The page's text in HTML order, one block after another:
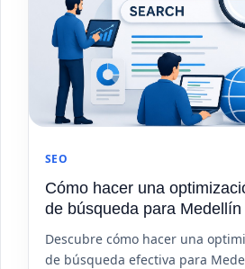
SEO
Cómo hacer una
de búsqueda para Medellín
Descubre cómo hacer una
de búsqueda efectiva para